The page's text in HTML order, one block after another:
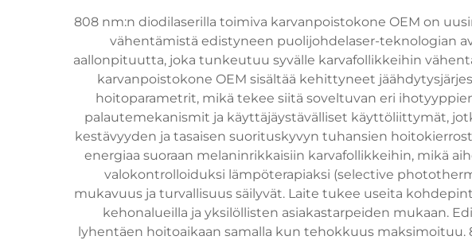
808 nm:n diodilaserilla toimiva karvanpoistokone OEM on
vähentämistä edistyneen puolijohdelaser-teknologian
aallonpituutta, joka tunkeutuu syvälle karvafollikkeihin
karvanpoistokone OEM sisältää kehittyneet
hoitoparametrit, mikä tekee siitä soveltuvan eri
palautemekanismit ja käyttäjäystävälliset käyttöliittymät,
kestävyyden ja tasaisen suorituskyvyn tuhansien
energiaa suoraan melaninrikkaisiin karvafollikkeihin, mikä
valokontrolloiduksi lämpöterapiaksi (selective
mukavuus ja turvallisuus säilyvät. Laite tukee useita
kehonalueilla ja yksilöllisten asiakastarpeiden mukaan.
lyhentäen hoitoaikaan samalla kun tehokkuus